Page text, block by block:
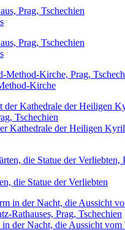
Kirche
Kathedrale der Heiligen
die Statue der Verliebten
der Nacht, die Aussicht vom